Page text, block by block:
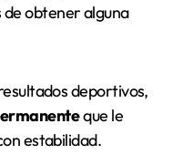
de obtener alguna
deportivos,
que le
estabilidad.